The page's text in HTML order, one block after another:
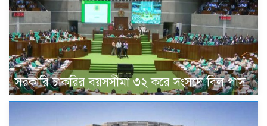
সরকারি চাকরির বয়সসীমা ৩২ করে সংসদে বিল পাস